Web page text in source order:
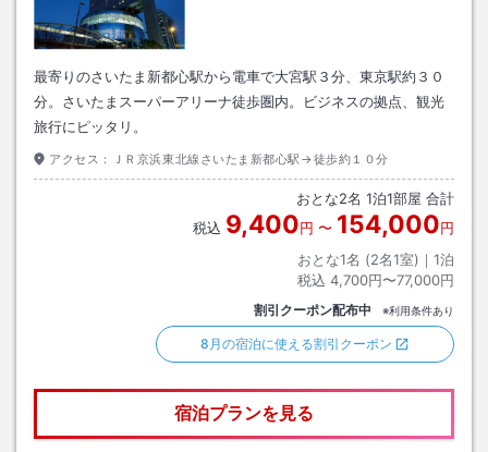
最寄りのさいたま新都心駅から電車で大宮駅３分、東京駅約３０
分。さいたまスーパーアリーナ徒歩圏内。ビジネスの拠点、観光
旅行にピッタリ。
アクセス： ＪＲ京浜東北線さいたま新都心駅→徒歩約１０分
おとな2名 1泊1部屋 合計
税込 9,400円 〜 154,000円
おとな1名 (2名1室)｜ 1泊
税込 4,700円〜77,000円
割引クーポン配布中 ※利用条件あり
8月の宿泊に使える割引クーポン
宿泊プランを見る